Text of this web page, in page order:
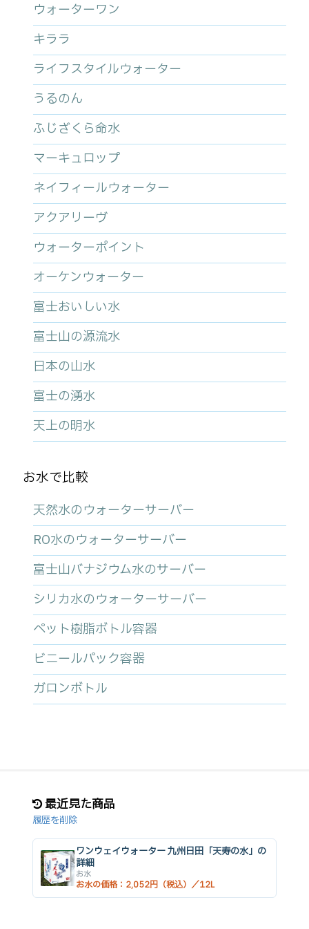
ウォーターワン
キララ
ライフスタイルウォーター
うるのん
ふじざくら命水
マーキュロップ
ネイフィールウォーター
アクアリーヴ
ウォーターポイント
オーケンウォーター
富士おいしい水
富士山の源流水
日本の山水
富士の湧水
天上の明水
お水で比較
天然水のウォーターサーバー
RO水のウォーターサーバー
富士山バナジウム水のサーバー
シリカ水のウォーターサーバー
ペット樹脂ボトル容器
ビニールパック容器
ガロンボトル
最近見た商品
履歴を削除
ワンウェイウォーター 九州日田「天寿の水」の
詳細
お水
お水の価格：2,052円（税込）／12L